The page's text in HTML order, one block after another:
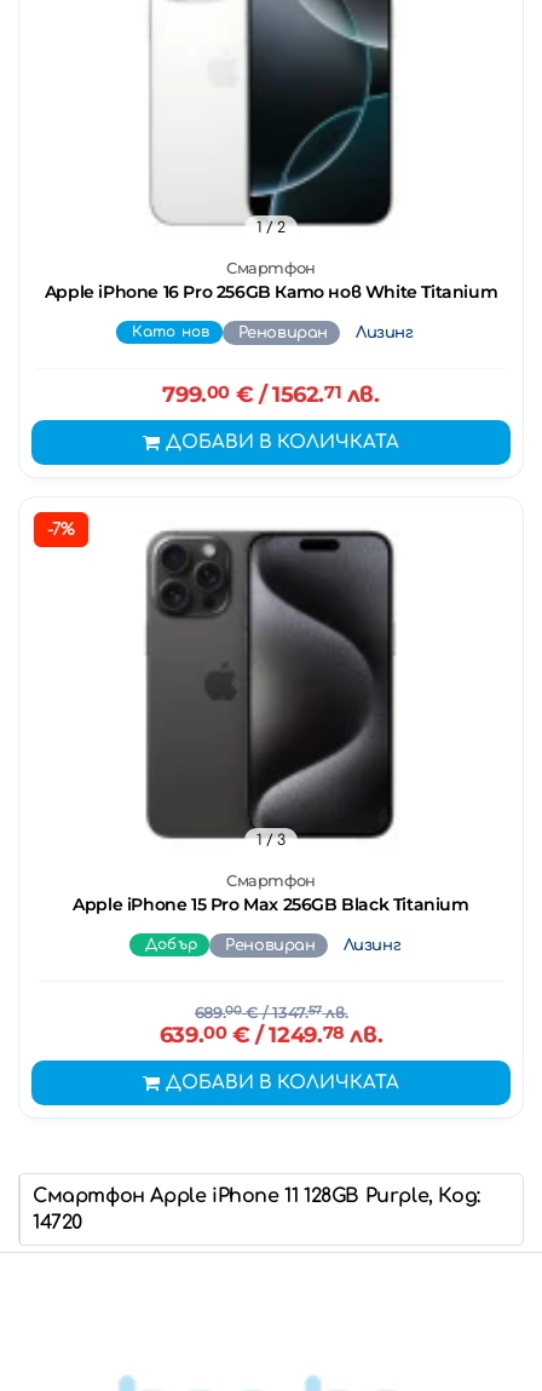
Смартфон
Apple iPhone 16 Pro 256GB Като нов White Titanium
1/ 2
Като нов Реновиран Лизинг
799.00€ / 1562.71 лв.
ДОБАВИ В КОЛИЧКАТА
-7%
Смартфон
Apple iPhone 15 Pro Max 256GB Black Titanium
1/ 3
Добър Реновиран Лизинг
689.00€/ 1347.57лв.
639.00€ / 1249.78 лв.
ДОБАВИ В КОЛИЧКАТА
Смартфон Apple iPhone 11 128GB Purple, Код:
14720